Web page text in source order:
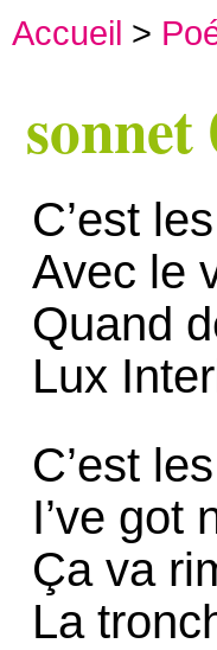
Accueil >
sonnet
C’est
Avec le
Quand
Lux
C’est
I’ve got
Ça va
La